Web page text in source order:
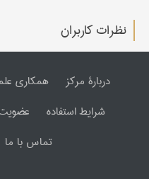
نظرات کاربران
دربارۀ مرکز همکاری
شرایط استفاده
عضویت
تماس با ما